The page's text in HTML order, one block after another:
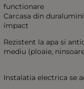
functionare
Carcasa din
impact
Rezistent la apa si
mediu (ploaie,
Instalatia electrica se